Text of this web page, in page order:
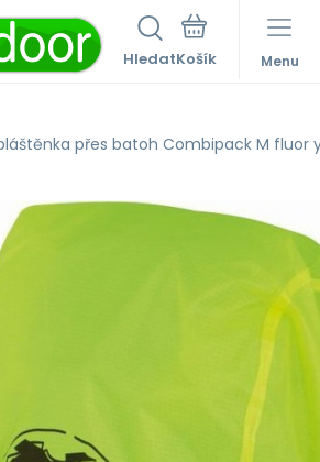
Hledat Menu
přes batoh Combipack M fluor